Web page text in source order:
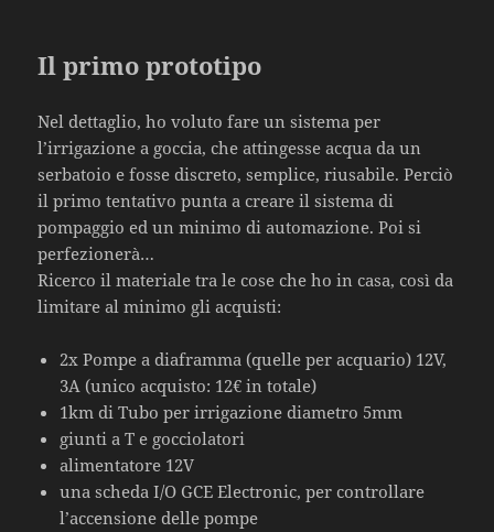
Il primo prototipo
Nel dettaglio, ho voluto fare un sistema per
l’irrigazione a goccia, che attingesse acqua da un
serbatoio e fosse discreto, semplice, riusabile. Perciò
il primo tentativo punta a creare il sistema di
pompaggio ed un minimo di automazione. Poi si
perfezionerà…
Ricerco il materiale tra le cose che ho in casa, così da
limitare al minimo gli acquisti:
2x Pompe a diaframma (quelle per acquario) 12V,
3A (unico acquisto: 12€ in totale)
1km di Tubo per irrigazione diametro 5mm
giunti a T e gocciolatori
alimentatore 12V
una scheda I/O GCE Electronic, per controllare
l’accensione delle pompe